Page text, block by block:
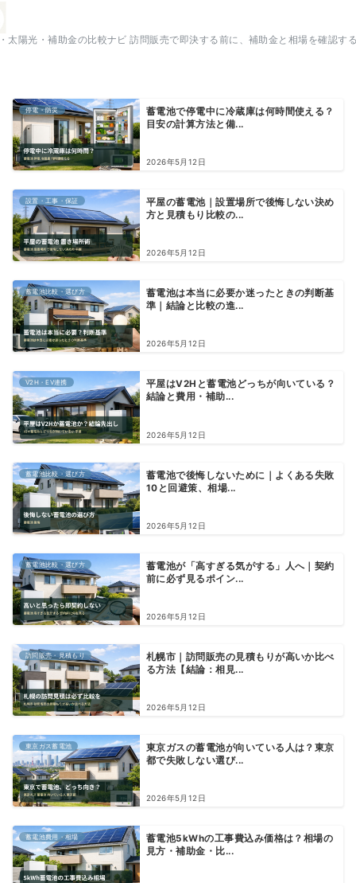
太陽光・補助金の比較ナビ 訪問販売で即決する前に、補助金と相場を確認す
停電・防災
蓄電池で停電中に冷蔵庫は何時間使える？
目安の計算方法と備...
2026年5月12日
設置・工事・保証
平屋の蓄電池｜設置場所で後悔しない決め
方と見積もり比較の...
2026年5月12日
蓄電池比較・選び方
蓄電池は本当に必要か迷ったときの判断基
準｜結論と比較の進...
2026年5月12日
V2H・EV連携
平屋はV2Hと蓄電池どっちが向いている？
結論と費用・補助...
2026年5月12日
蓄電池比較・選び方
蓄電池で後悔しないために｜よくある失敗
10と回避策、相場...
2026年5月12日
蓄電池比較・選び方
蓄電池が「高すぎる気がする」人へ｜契約
前に必ず見るポイン...
2026年5月12日
訪問販売・見積もり
札幌市｜訪問販売の見積もりが高いか比べ
る方法【結論：相見...
2026年5月12日
東京ガス蓄電池
東京ガスの蓄電池が向いている人は？東京
都で失敗しない選び...
2026年5月12日
蓄電池費用・相場
蓄電池5kWhの工事費込み価格は？相場の
見方・補助金・比...